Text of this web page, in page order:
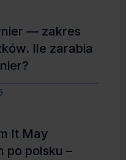
— zakres
Ile zarabia
It May
po polsku –